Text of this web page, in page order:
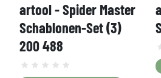
artool - Spider Master
Schablonen-Set (3)
200 488